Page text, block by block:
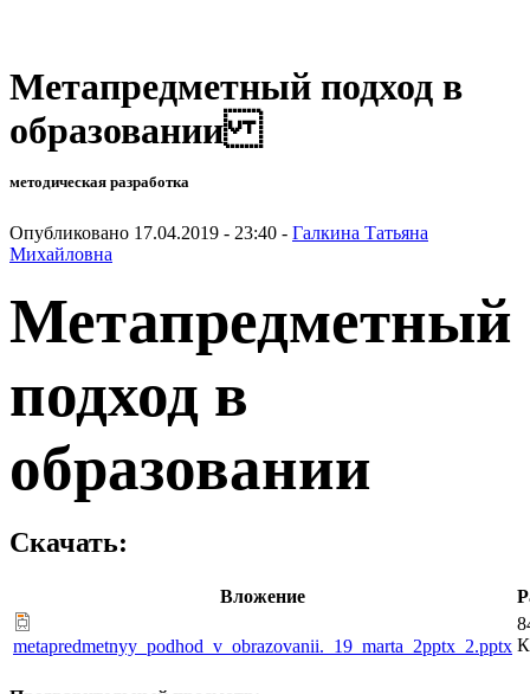
Метапредметный подход в
образовании
методическая разработка
Опубликовано 17.04.2019 - 23:40 - Галкина Татьяна
Михайловна
Метапредметный
подход в
образовании
Скачать:
Вложение
metapredmetnyy_podhod_v_obrazovanii._19_marta_2pptx_2.pptx